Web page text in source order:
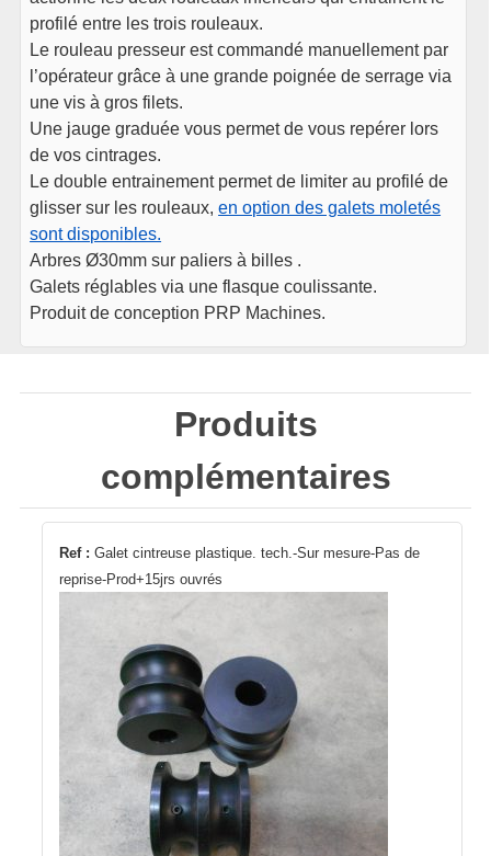
profilé entre les trois rouleaux.
Le rouleau presseur est commandé manuellement par
l’opérateur grâce à une grande poignée de serrage via
une vis à gros filets.
Une jauge graduée vous permet de vous repérer lors
de vos cintrages.
Le double entrainement permet de limiter au profilé de
glisser sur les rouleaux,en option des galets moletés
sont disponibles.
Arbres Ø30mm sur paliers à billes .
Galets réglables via une flasque coulissante.
Produit de conception PRP Machines.
Produits
complémentaires
Ref : Galet cintreuse plastique. tech.-Sur mesure-Pas de
reprise-Prod+15jrs ouvrés